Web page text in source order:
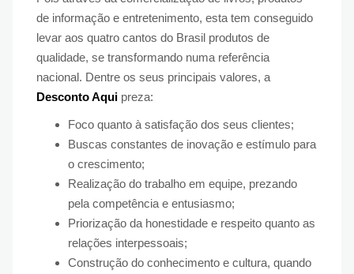
de informação e entretenimento, esta tem conseguido
levar aos quatro cantos do Brasil produtos de
qualidade, se transformando numa referência
nacional. Dentre os seus principais valores, a
Desconto Aqui preza:
Foco quanto à satisfação dos seus clientes;
Buscas constantes de inovação e estímulo para
o crescimento;
Realização do trabalho em equipe, prezando
pela competência e entusiasmo;
Priorização da honestidade e respeito quanto as
relações interpessoais;
Construção do conhecimento e cultura, quando